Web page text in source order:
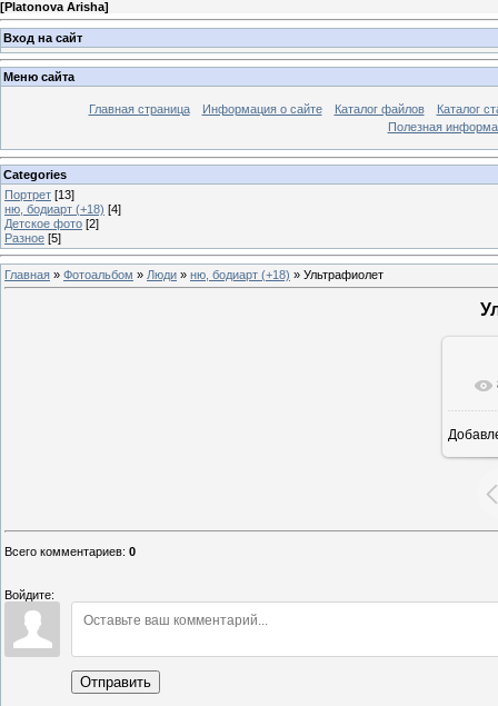
[Platonova Arisha]
Вход на сайт
Меню сайта
Главная страница Информация о сайте Каталог файлов
Каталог
Полезная
Categories
Портрет [13]
ню, бодиарт (+18) [4]
Детское фото [2]
Разное [5]
Главная » Фотоальбом » Люди » ню, бодиарт (+18) » Ультрафиолет
Всего комментариев: 0
Войдите:
Отправить